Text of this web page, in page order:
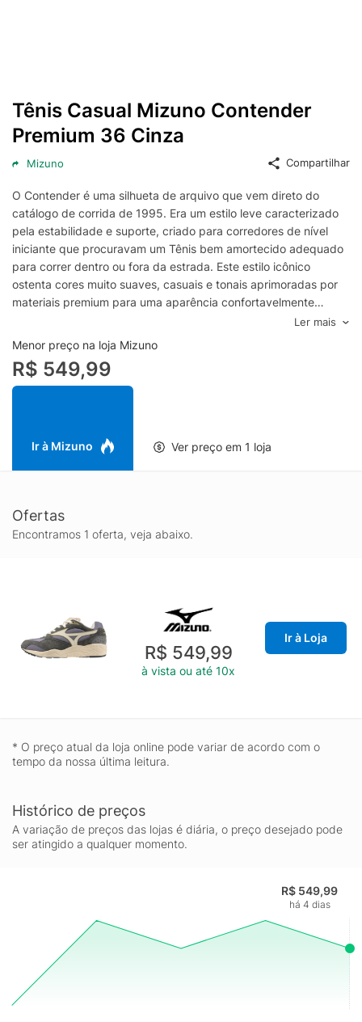
Tênis Casual Mizuno Contender
Premium 36 Cinza
Mizuno Compartilhar
O Contender é uma silhueta de arquivo que vem direto do
catálogo de corrida de 1995. Era um estilo leve caracterizado
pela estabilidade e suporte, criado para corredores de nível
iniciante que procuravam um Tênis bem amortecido adequado
para correr dentro ou fora da estrada. Este estilo icônico
ostenta cores muito suaves, casuais e tonais aprimoradas por
materiais premium para uma aparência confortavelmente
vivida, que se encaixa perfeitamente na vida cotidiana.Ler mais
Menor preço na loja Mizuno
R$ 549,99
Ir à Mizuno Ver preço em 1 loja
Ofertas
Encontramos 1 oferta, veja abaixo.
R$ 549,99
à vista ou até 10x
Ir à Loja
* O preço atual da loja online pode variar de acordo com o
tempo da nossa última leitura.
Histórico de preços
A variação de preços das lojas é diária, o preço desejado pode
ser atingido a qualquer momento.
R$ 549,99
há 4 dias